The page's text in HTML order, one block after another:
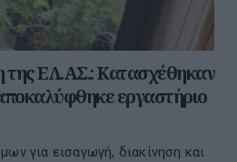
της ΕΛ.ΑΣ.: Κατασχέθηκαν
εργαστήριο
για εισαγωγή, διακίνηση και